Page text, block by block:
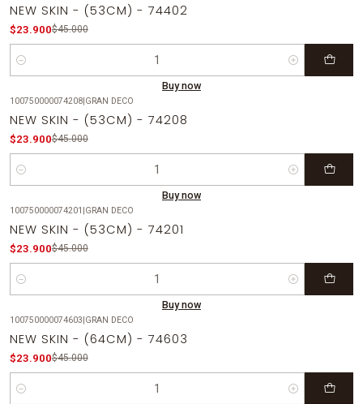
NEW SKIN - (53CM) - 74402
$23.900$45.000
Quantity
Buy now
100750000074208| GRAN DECO
NEW SKIN - (53CM) - 74208
$23.900$45.000
Quantity
Buy now
100750000074201 GRAN DECO
NEW SKIN - (53CM) - 74201
$23.900$45.000
Quantity
Buy now
100750000074603 GRAN DECO
NEW SKIN - (64CM) - 74603
$23.900$45.000
Quantity